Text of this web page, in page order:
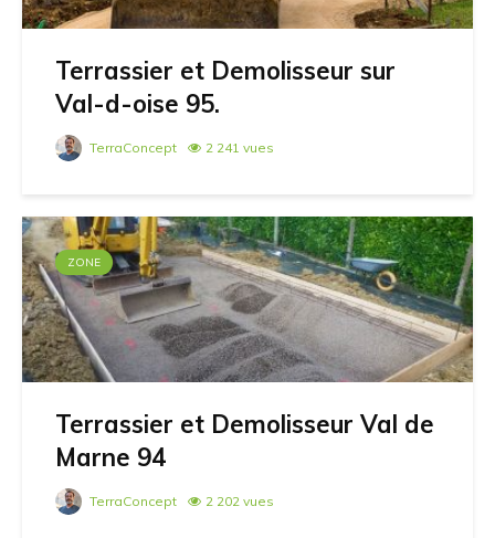
Terrassier et Demolisseur sur
Val-d-oise 95.
TerraConcept 2 241 vues
ZONE
Terrassier et Demolisseur Val de
Marne 94
TerraConcept 2 202 vues